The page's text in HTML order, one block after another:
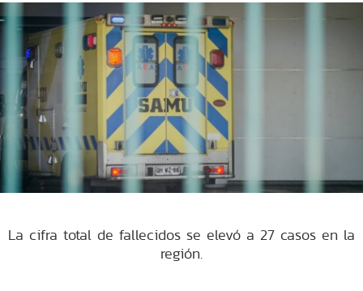
La cifra total de fallecidos se elevó a 27 casos en la
región.